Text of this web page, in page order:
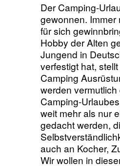
Der Camping-
gewonnen.
für sich
Hobby der Alten
Jungend in
verfestigt hat,
Camping
werden
Camping-
weit mehr als nur
gedacht werden,
auch an Kocher,
Wir wollen in